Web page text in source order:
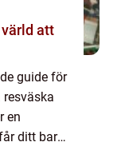
att
guide för
en
ditt barn